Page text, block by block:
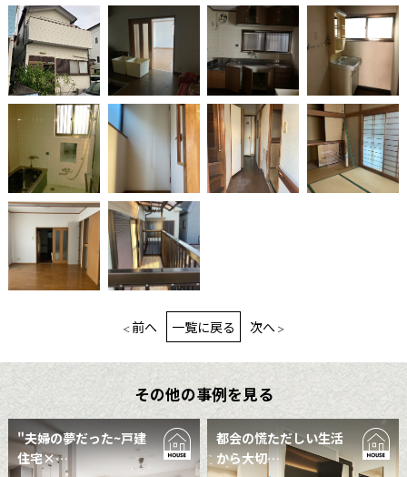
前へ 一覧に戻る 次へ
その他の事例を見る
"夫婦の夢だった~戸建
住宅×…
都会の慌ただしい生活
から大切…